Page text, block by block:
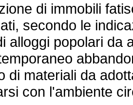
di immobili
secondo le
alloggi popolari da
di materiali da
con l'ambiente